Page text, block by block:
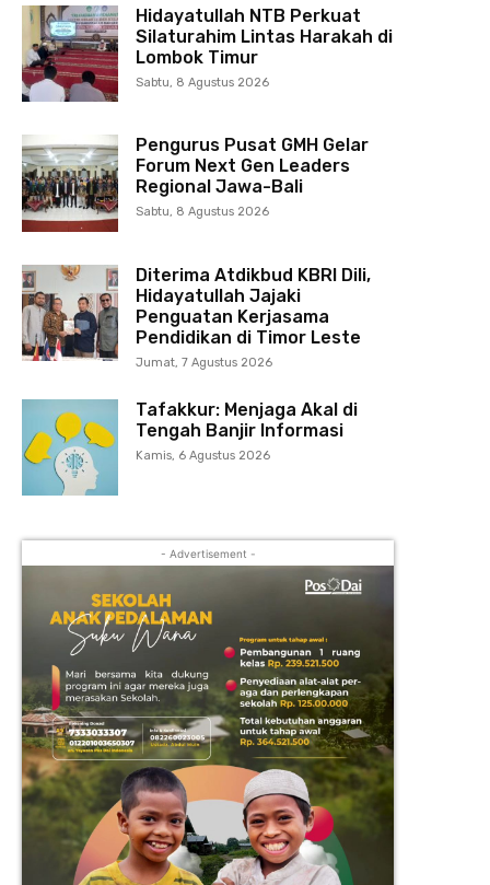
Hidayatullah NTB Perkuat
Silaturahim Lintas Harakah di
Lombok Timur
Sabtu, 8 Agustus 2026
Pengurus Pusat GMH Gelar
Forum Next Gen Leaders
Regional Jawa-Bali
Sabtu, 8 Agustus 2026
Diterima Atdikbud KBRI Dili,
Hidayatullah Jajaki
Penguatan Kerjasama
Pendidikan di Timor Leste
Jumat, 7 Agustus 2026
Tafakkur: Menjaga Akal di
Tengah Banjir Informasi
Kamis, 6 Agustus 2026
- Advertisement -